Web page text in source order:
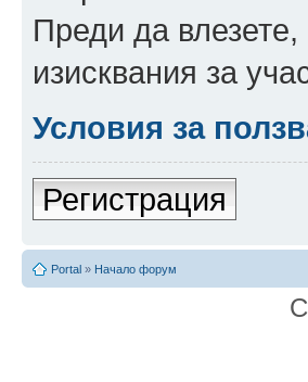
Преди да
изисквания за
Условия за
Регистрация
Portal » Начало форум